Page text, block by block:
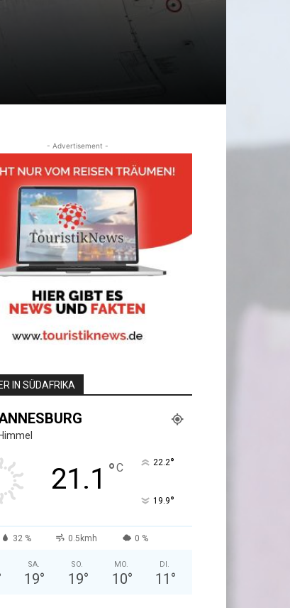
- Advertisement -
IN SÜDAFRIKA
21.1 °C 22.2°
19.9°
32 % 0.5kmh 0 %
SA.
19°
SO.
19°
MO.
10°
DI.
11 °